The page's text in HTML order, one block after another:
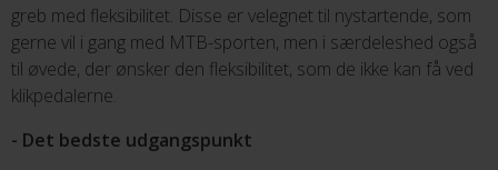
greb med fleksibilitet. Disse er velegnet til nystartende, som
gerne vil i gang med MTB-sporten, men i særdeleshed også
til øvede, der ønsker den fleksibilitet, som de ikke kan få ved
klikpedalerne.
- Det bedste udgangspunkt